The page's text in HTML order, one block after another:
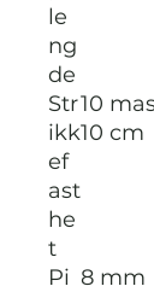
le
ng
de
Str
ikk
ef
ast
he
t
10
10 cm
Pi 8 mm